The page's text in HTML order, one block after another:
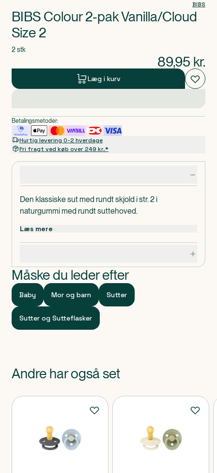
Den klassiske sut med rundt skjold i str. 2 i
naturgummi med rundt suttehoved.
Læs mere
Måske du leder efter
Baby Mor og barn Sutter
Sutter og Sutteflasker
BIBS
BIBS Colour 2-pak Vanilla/Cloud
Size 2
2 stk
89,95 kr.
Læg i kurv
Betalingsmetoder:
Hurtig levering 0-2 hverdage
Fri fragt ved køb over 249 kr.*
Andre har også set
Produkter